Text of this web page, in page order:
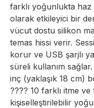
farklı yoğunlukta
olarak etkileyici bir
vücut dostu silikon
temas hissi verir.
korur ve USB şarjlı
süreli kullanım
inç (yaklaşık 18 cm)
???? 10 farklı itme
kişiselleştirilebilir